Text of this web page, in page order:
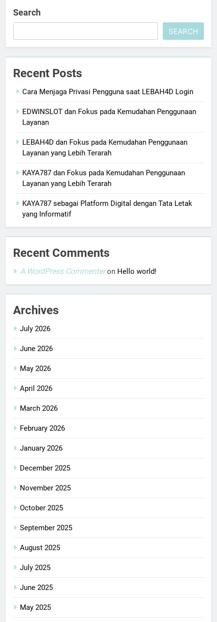
Search
SEARCH
Recent Posts
Cara Menjaga Privasi Pengguna saat LEBAH4D Login
EDWINSLOT dan Fokus pada Kemudahan Penggunaan
Layanan
LEBAH4D dan Fokus pada Kemudahan Penggunaan
Layanan yang Lebih Terarah
KAYA787 dan Fokus pada Kemudahan Penggunaan
Layanan yang Lebih Terarah
KAYA787 sebagai Platform Digital dengan Tata Letak
yang Informatif
Recent Comments
A WordPress Commenteron Hello world!
Archives
July 2026
June 2026
May 2026
April 2026
March 2026
February 2026
January 2026
December 2025
November 2025
October 2025
September 2025
August 2025
July 2025
June 2025
May 2025